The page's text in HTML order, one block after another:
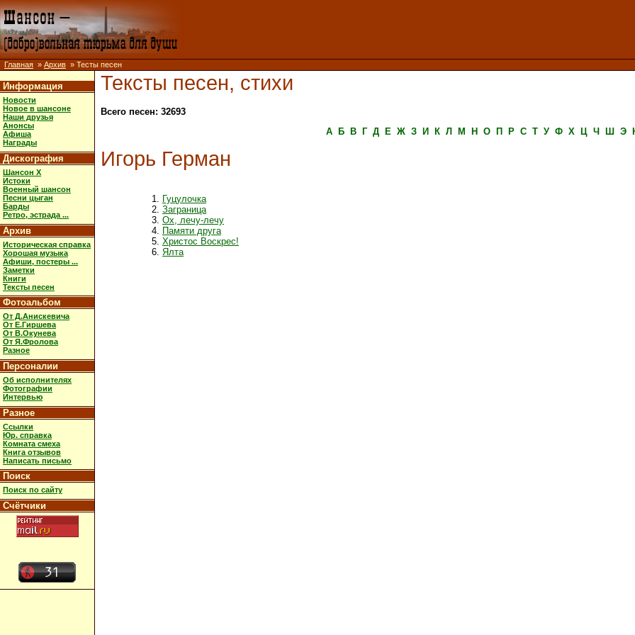
Главная » Архив » Тесты песен
Информация
Новости
Новое в шансоне
Наши друзья
Анонсы
Афиша
Награды
Дискография
Шансон X
Истоки
Военный шансон
Песни цыган
Барды
Ретро, эстрада ...
Архив
Историческая справка
Хорошая музыка
Афиши, постеры ...
Заметки
Книги
Тексты песен
Фотоальбом
От Д.Анискевича
От Е.Гиршева
От В.Окунева
От Я.Фролова
Разное
Персоналии
Об исполнителях
Фотографии
Интервью
Разное
Ссылки
Юр. справка
Комната смеха
Книга отзывов
Написать письмо
Поиск
Поиск по сайту
Счётчики
Тексты песен, стихи
Всего песен: 32693
А
Б В Г Д Е Ж З И К Л М Н О П Р С Т У Ф Х Ц Ч Ш Э
Игорь Герман
Гуцулочка
Заграница
Ох, лечу-лечу
Памяти друга
Христос Воскрес!
Ялта